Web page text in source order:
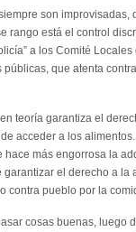
son improvisadas,
rango está el control
a los Comité
que atenta
teoría garantiza el
acceder a los
más engorrosa la
el derecho a la
contra pueblo por la
cosas buenas, luego